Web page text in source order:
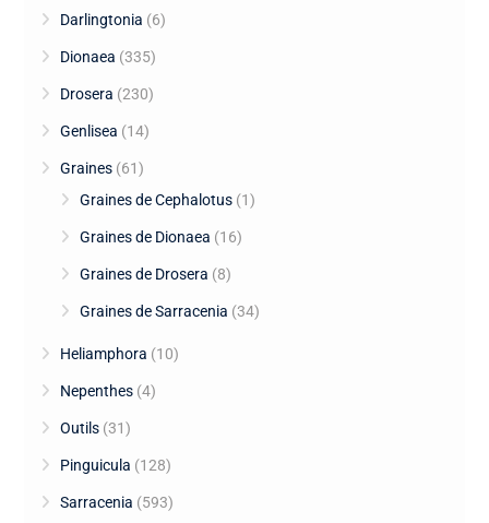
Darlingtonia (6)
Dionaea (335)
Drosera (230)
Genlisea (14)
Graines (61)
Graines de Cephalotus (1)
Graines de Dionaea (16)
Graines de Drosera (8)
Graines de Sarracenia (34)
Heliamphora (10)
Nepenthes (4)
Outils (31)
Pinguicula (128)
Sarracenia (593)